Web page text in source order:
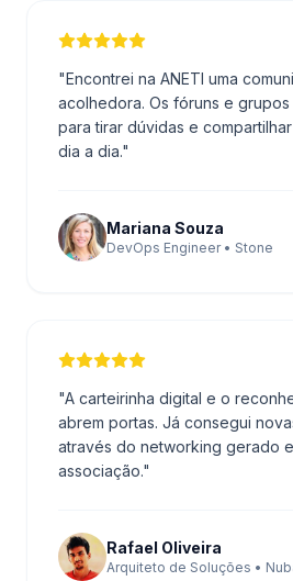
"Encontrei na ANETI uma
acolhedora. Os fóruns e
para tirar dúvidas e
dia a dia."
Mariana Souza
DevOps Engineer • Stone
"A carteirinha digital e o
abrem portas. Já consegui
através do networking gerado
associação."
Rafael Oliveira
Arquiteto de Soluções •